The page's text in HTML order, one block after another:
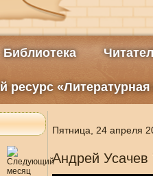
Библиотека
ресурс «Литературная
Пятница, 24 апреля
Андрей Усачев